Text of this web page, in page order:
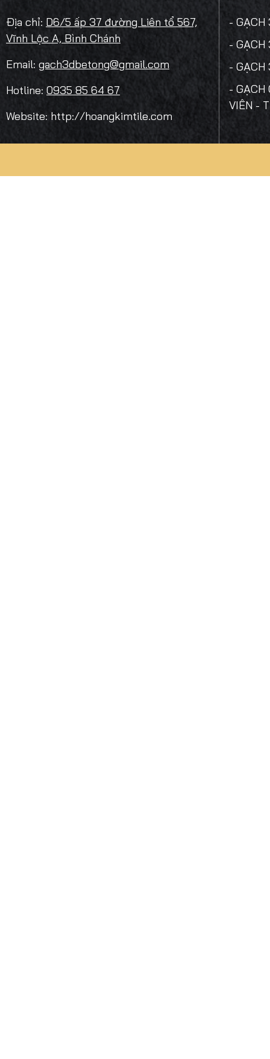
Địa chỉ: D6/5 ấp 37 đường Liên tổ 567,
Vĩnh Lộc A, Bình Chánh
Email: gach3dbetong@gmail.com
Hotline: 0935 85 64 67
Website: http://hoangkimtile.com
- GẠCH
- GẠCH
- GẠCH
- GẠCH
VIÊN -